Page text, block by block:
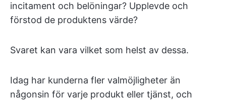
incitament och belöningar? Upplevde och
förstod de produktens värde?
Svaret kan vara vilket som helst av dessa.
Idag har kunderna fler valmöjligheter än
någonsin för varje produkt eller tjänst, och